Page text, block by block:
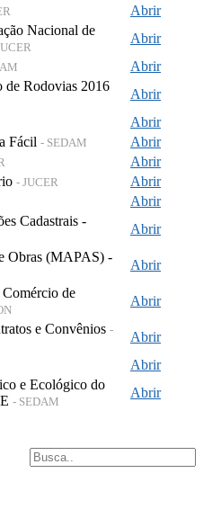
Abrir
Nacional de
Abrir
Abrir
de Rodovias 2016
Abrir
Abrir
Fácil - SEDAM
Abrir
Abrir
- JUCER
Abrir
Abrir
Cadastrais -
Abrir
Obras (MAPAS) -
Abrir
Comércio de
Abrir
e Convênios -
Abrir
Abrir
e Ecológico do
- SEDAM
Abrir